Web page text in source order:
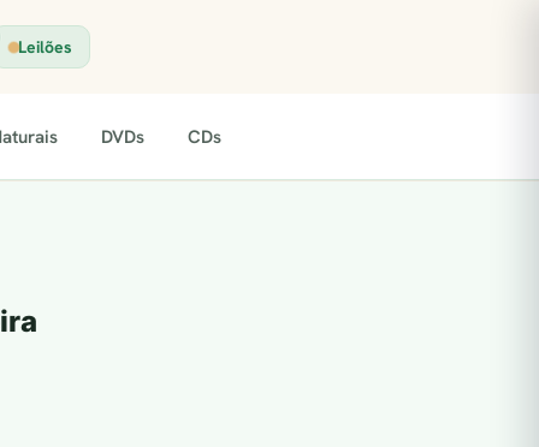
Leilões
DVDs CDs